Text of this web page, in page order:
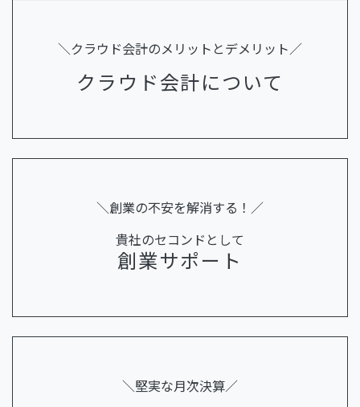
＼クラウド会計のメリットとデメリット／
クラウド会計について
＼創業の不安を解消する！／
貴社のセコンドとして
創業サポート
＼堅実な月次決算／